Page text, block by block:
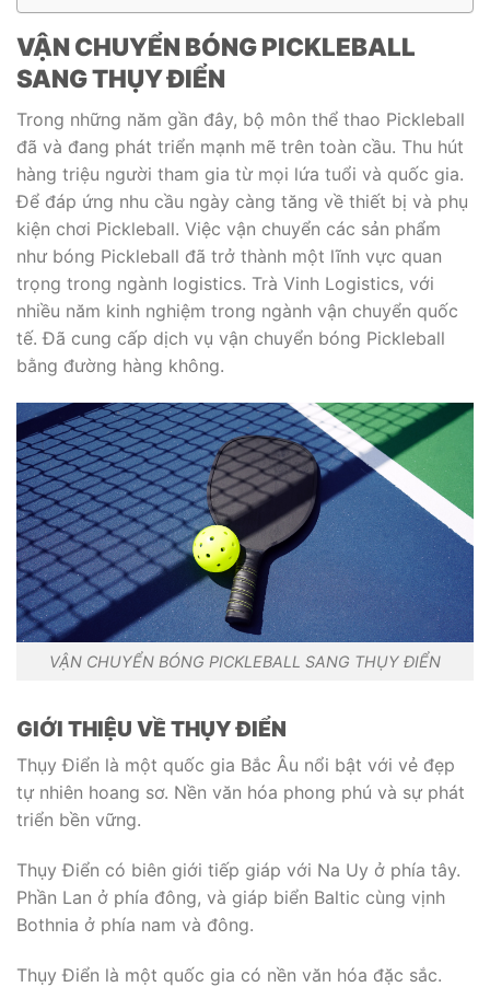
VẬN CHUYỂN BÓNG PICKLEBALL
SANG THỤY ĐIỂN
Trong những năm gần đây, bộ môn thể thao Pickleball
đã và đang phát triển mạnh mẽ trên toàn cầu. Thu hút
hàng triệu người tham gia từ mọi lứa tuổi và quốc gia.
Để đáp ứng nhu cầu ngày càng tăng về thiết bị và phụ
kiện chơi Pickleball. Việc vận chuyển các sản phẩm
như bóng Pickleball đã trở thành một lĩnh vực quan
trọng trong ngành logistics. Trà Vinh Logistics, với
nhiều năm kinh nghiệm trong ngành vận chuyển quốc
tế. Đã cung cấp dịch vụ vận chuyển bóng Pickleball
bằng đường hàng không.
VẬN CHUYỂN BÓNG PICKLEBALL SANG THỤY ĐIỂN
GIỚI THIỆU VỀ THỤY ĐIỂN
Thụy Điển là một quốc gia Bắc Âu nổi bật với vẻ đẹp
tự nhiên hoang sơ. Nền văn hóa phong phú và sự phát
triển bền vững.
Thụy Điển có biên giới tiếp giáp với Na Uy ở phía tây.
Phần Lan ở phía đông, và giáp biển Baltic cùng vịnh
Bothnia ở phía nam và đông.
Thụy Điển là một quốc gia có nền văn hóa đặc sắc.